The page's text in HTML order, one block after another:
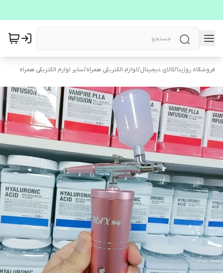
فروشگاه روژیتا/کالای دیجیتال/لوازم الکتریکی همراه/سایر لوازم الکتریکی همراه